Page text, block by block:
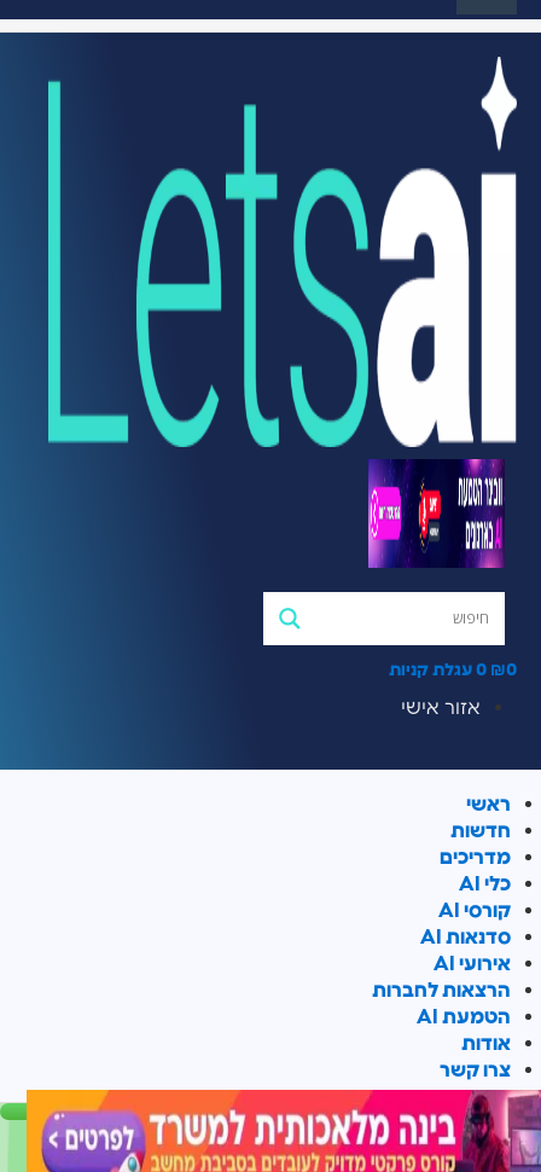
₪
0 עגלת קניות
אזור אישי
ראשי
חדשות
מדריכים
כלי AI
קורסי AI
סדנאות AI
אירועי AI
הרצאות לחברות
הטמעת AI
אודות
צרו קשר